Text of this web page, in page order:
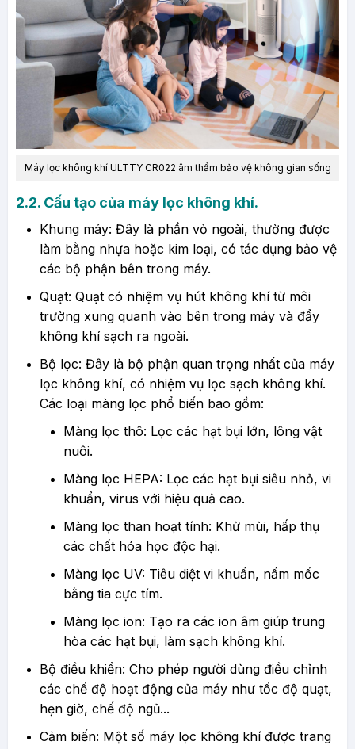
Máy lọc không khí ULTTY CR022 âm thầm bảo vệ không gian sống
2.2. Cấu tạo của máy lọc không khí.
Khung máy: Đây là phần vỏ ngoài, thường được
làm bằng nhựa hoặc kim loại, có tác dụng bảo vệ
các bộ phận bên trong máy.
Quạt: Quạt có nhiệm vụ hút không khí từ môi
trường xung quanh vào bên trong máy và đẩy
không khí sạch ra ngoài.
Bộ lọc: Đây là bộ phận quan trọng nhất của máy
lọc không khí, có nhiệm vụ lọc sạch không khí.
Các loại màng lọc phổ biến bao gồm:
Màng lọc thô: Lọc các hạt bụi lớn, lông vật
nuôi.
Màng lọc HEPA: Lọc các hạt bụi siêu nhỏ, vi
khuẩn, virus với hiệu quả cao.
Màng lọc than hoạt tính: Khử mùi, hấp thụ
các chất hóa học độc hại.
Màng lọc UV: Tiêu diệt vi khuẩn, nấm mốc
bằng tia cực tím.
Màng lọc ion: Tạo ra các ion âm giúp trung
hòa các hạt bụi, làm sạch không khí.
Bộ điều khiển: Cho phép người dùng điều chỉnh
các chế độ hoạt động của máy như tốc độ quạt,
hẹn giờ, chế độ ngủ...
Cảm biến: Một số máy lọc không khí được trang